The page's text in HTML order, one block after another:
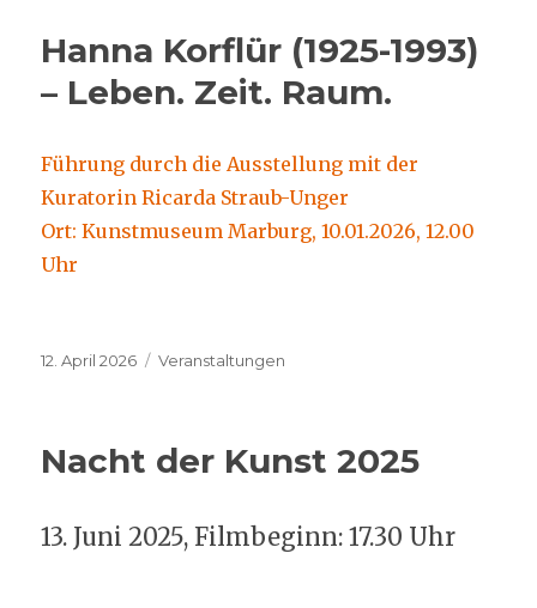
Hanna Korflür (1925-1993)
– Leben. Zeit. Raum.
Führung durch die Ausstellung mit der
Kuratorin Ricarda Straub-Unger
Ort: Kunstmuseum Marburg, 10.01.2026, 12.00
Uhr
Veröffentlicht
12. April 2026 Kategorien
Veranstaltungen
Nacht der Kunst 2025
13. Juni 2025, Filmbeginn: 17.30 Uhr